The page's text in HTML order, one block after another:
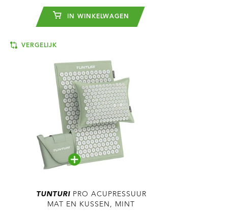
IN WINKELWAGEN
VERGELIJK
TUNTURIPRO ACUPRESSUUR
MAT EN KUSSEN, MINT